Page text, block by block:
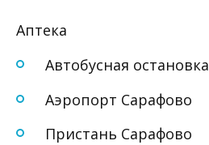
Аптека
Автобусная остановка
Аэропорт Сарафово
Пристань Сарафово